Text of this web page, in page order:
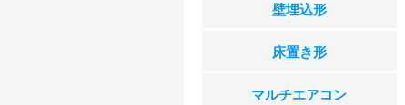
壁埋込形
床置き形
マルチエアコン